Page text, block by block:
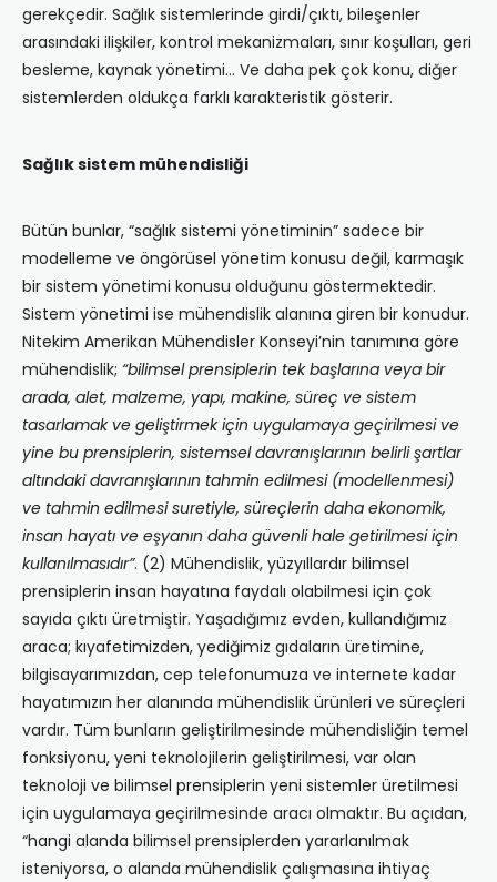
gerekçedir. Sağlık sistemlerinde girdi/çıktı, bileşenler
arasındaki ilişkiler, kontrol mekanizmaları, sınır koşulları, geri
besleme, kaynak yönetimi… Ve daha pek çok konu, diğer
sistemlerden oldukça farklı karakteristik gösterir.
Sağlık sistem mühendisliği
Bütün bunlar, “sağlık sistemi yönetiminin” sadece bir
modelleme ve öngörüsel yönetim konusu değil, karmaşık
bir sistem yönetimi konusu olduğunu göstermektedir.
Sistem yönetimi ise mühendislik alanına giren bir konudur.
Nitekim Amerikan Mühendisler Konseyi’nin tanımına göre
mühendislik; “bilimsel prensiplerin tek başlarına veya bir
arada, alet, malzeme, yapı, makine, süreç ve sistem
tasarlamak ve geliştirmek için uygulamaya geçirilmesi ve
yine bu prensiplerin, sistemsel davranışlarının belirli şartlar
altındaki davranışlarının tahmin edilmesi (modellenmesi)
ve tahmin edilmesi suretiyle, süreçlerin daha ekonomik,
insan hayatı ve eşyanın daha güvenli hale getirilmesi için
kullanılmasıdır”. (2) Mühendislik, yüzyıllardır bilimsel
prensiplerin insan hayatına faydalı olabilmesi için çok
sayıda çıktı üretmiştir. Yaşadığımız evden, kullandığımız
araca; kıyafetimizden, yediğimiz gıdaların üretimine,
bilgisayarımızdan, cep telefonumuza ve internete kadar
hayatımızın her alanında mühendislik ürünleri ve süreçleri
vardır. Tüm bunların geliştirilmesinde mühendisliğin temel
fonksiyonu, yeni teknolojilerin geliştirilmesi, var olan
teknoloji ve bilimsel prensiplerin yeni sistemler üretilmesi
için uygulamaya geçirilmesinde aracı olmaktır. Bu açıdan,
“hangi alanda bilimsel prensiplerden yararlanılmak
isteniyorsa, o alanda mühendislik çalışmasına ihtiyaç